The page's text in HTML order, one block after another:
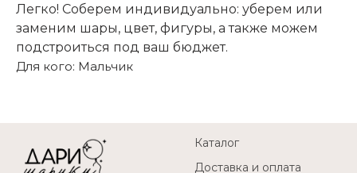
Легко! Соберем индивидуально: уберем или
заменим шары, цвет, фигуры, а также можем
подстроиться под ваш бюджет.
Для кого: Мальчик
Каталог
Доставка и оплата